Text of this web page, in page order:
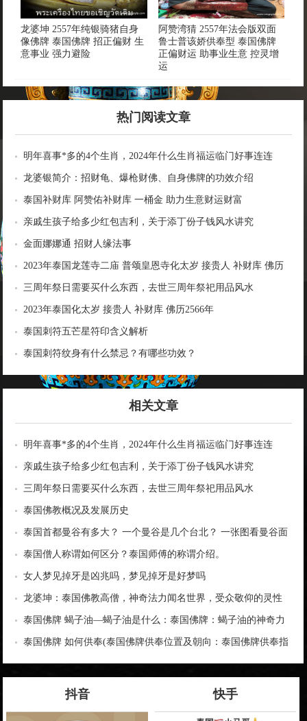
龙婆坤 2557年纯银骑猪自身
像佛牌 泰国佛牌 招正偏财 生
意事业 强力避险
阿赞湾猜 2557年法会版双面
鲁士普该娇供奉型 泰国佛牌
正偏财运 助事业生意 控灵增
运
热门阅读文章
明年喜事*多的4个生肖，2024年什么生肖福运临门好事连连
龙婆银简介：招财龟、爆枪财佛、自身佛牌的功效介绍
泰国补财库 阿赞佑补财库 一桶金 助力生意财运财富
亲戚生孩子给多少红包吉利，关于添丁份子钱风水讲究
金面娜娜通 招财人缘法事
2023年泰国龙莲寺二庙 普颂皇恩寺化太岁 接贵人 补财库 佛历
2566年
三周年祭日需要买什么东西，去世三周年祭祀用品风水
2023年泰国化太岁 接贵人 补财库 佛历2566年
泰国刺符五芒星符印含义解析
泰国刺符纹身有什么禁忌？有哪些功效？
相关文章
明年喜事*多的4个生肖，2024年什么生肖福运临门好事连连
亲戚生孩子给多少红包吉利，关于添丁份子钱风水讲究
三周年祭日需要买什么东西，去世三周年祭祀用品风水
泰国佛教概况及发展历史
泰国首都曼谷有多大？ 一个曼谷是几个台北？ 一张图看曼谷面
积与各大城市比较
泰国僧人称谓如何区分？泰国师傅的称谓介绍。
女人梦见掉牙是凶兆吗，梦见掉牙是好梦吗
龙婆坤：泰国佛教高僧，神奇法力闻名世界，受众敬仰的灵性
导师
泰国佛牌 蝎子油—蝎子油是什么：泰国佛牌：蝎子油的神奇力
量
泰国佛牌 如何供奉(泰国佛牌供奉位置及朝向：泰国佛牌供奉指
南)
抖音 快手